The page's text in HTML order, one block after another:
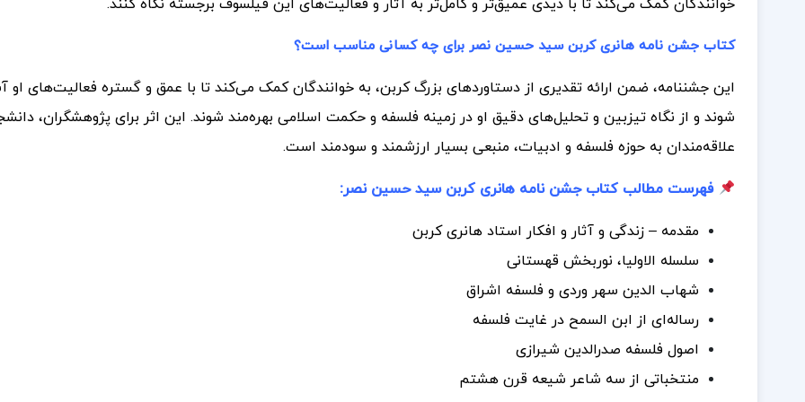
خوانندگان کمک می‌کند تا با دیدی عمیق‌تر و کامل‌تر به آثار و فعالیت‌های این فیلسوف برجسته نگاه کنند.
کتاب جشن نامه هانری کربن سید حسین نصر برای چه کسانی مناسب است؟
این جشننامه، ضمن ارائه تقدیری از دستاوردهای بزرگ کربن، به خوانندگان کمک می‌کند تا با عمق و گستره فعالیت‌های او
شوند و از نگاه تیزبین و تحلیل‌های دقیق او در زمینه فلسفه و حکمت اسلامی بهره‌مند شوند. این اثر برای پژوهشگران،
علاقه‌مندان به حوزه فلسفه و ادبیات، منبعی بسیار ارزشمند و سودمند است.
فهرست مطالب کتاب جشن نامه هانری کربن سید حسین نصر:
مقدمه – زندگی و آثار و افکار استاد هانری کربن
سلسله الاولیا، نوربخش قهستانی
شهاب الدین سهر وردی و فلسفه اشراق
رساله‌ای از ابن السمح در غایت فلسفه
اصول فلسفه صدرالدین شیرازی
منتخباتی از سه شاعر شیعه قرن هشتم